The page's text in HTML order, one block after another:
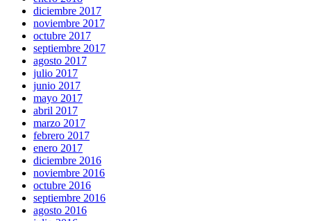
diciembre 2017
noviembre 2017
octubre 2017
septiembre 2017
agosto 2017
julio 2017
junio 2017
mayo 2017
abril 2017
marzo 2017
febrero 2017
enero 2017
diciembre 2016
noviembre 2016
octubre 2016
septiembre 2016
agosto 2016